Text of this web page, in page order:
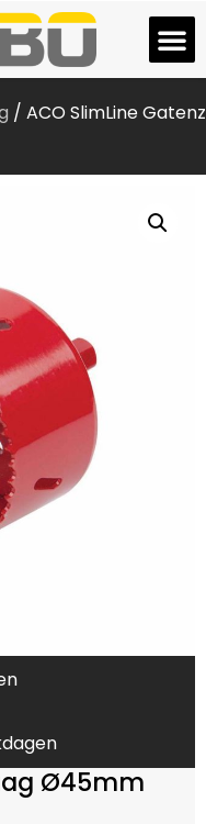
/ ACO SlimLine
Ø45mm